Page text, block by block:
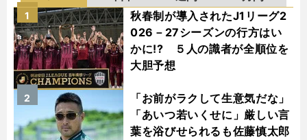
秋春制が導入されたJ1リーグ2
026－27シーズンの行方はい
かに!? ５人の識者が全順位を
大胆予想
1
「お前がラクして生意気だな」
「あいつ若いくせに」厳しい言
葉を浴びせられるも佐藤慎太郎
2